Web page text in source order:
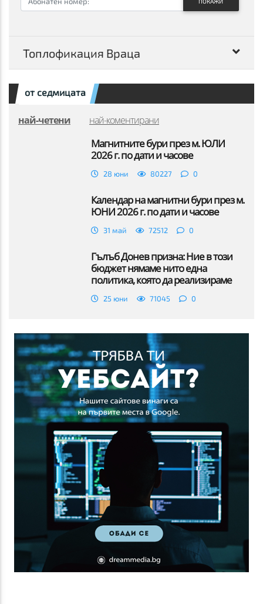
Топлофикация Враца
от седмицата
най-четени най-коментирани
Магнитните бури през м. ЮЛИ
2026 г. по дати и часове
28 юни 80227 0
Календар на магнитни бури през м.
ЮНИ 2026 г. по дати и часове
31 май 72512 0
Гълъб Донев призна: Ние в този
бюджет нямаме нито една
политика, която да реализираме
25 юни 71045 0